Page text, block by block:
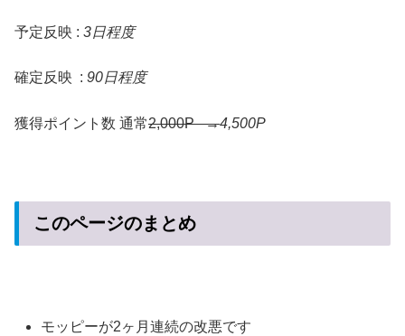
予定反映 : 3日程度
確定反映 : 90日程度
獲得ポイント数 通常2,000P →4,500P
このページのまとめ
モッピーが2ヶ月連続の改悪です